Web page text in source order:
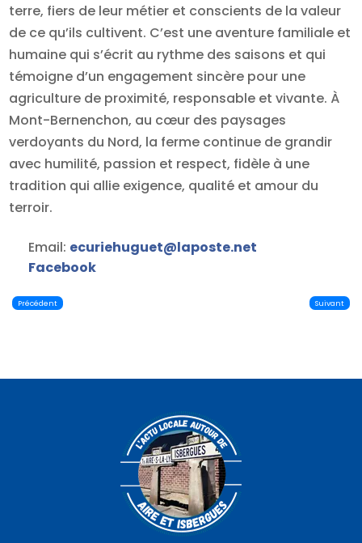
terre, fiers de leur métier et conscients de la valeur
de ce qu’ils cultivent. C’est une aventure familiale et
humaine qui s’écrit au rythme des saisons et qui
témoigne d’un engagement sincère pour une
agriculture de proximité, responsable et vivante. À
Mont-Bernenchon, au cœur des paysages
verdoyants du Nord, la ferme continue de grandir
avec humilité, passion et respect, fidèle à une
tradition qui allie exigence, qualité et amour du
terroir.
Email: ecuriehuguet@laposte.net
Facebook
Précédent Suivant